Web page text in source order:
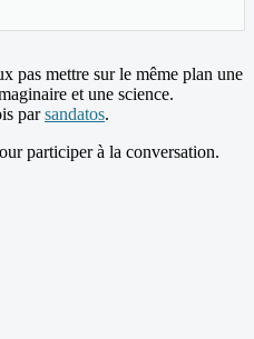
pas mettre sur le même plan une
et une science.
parsandatos.
participer à la conversation.